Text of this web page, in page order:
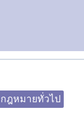
กฎหมายทั่วไป